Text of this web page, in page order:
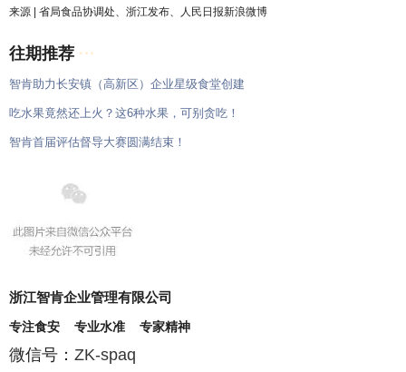
来源 | 省局食品协调处、浙江发布、人民日报新浪微博
往期推荐 ···
智肯助力长安镇（高新区）企业星级食堂创建
吃水果竟然还上火？这6种水果，可别贪吃！
智肯首届评估督导大赛圆满结束！
浙江智肯企业管理有限公司
专注食安 专业水准 专家精神
微信号： ZK-spaq